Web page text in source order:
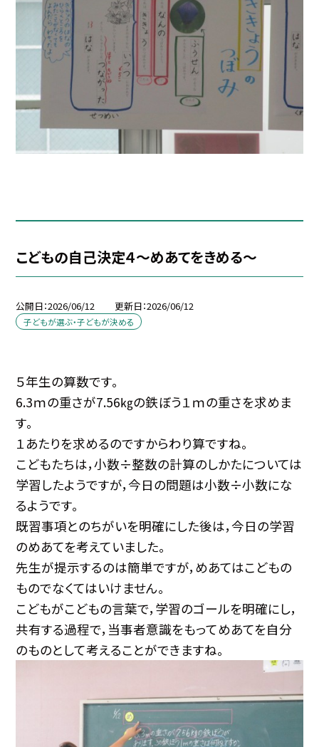
こどもの自己決定４～めあてをきめる～
公開日 2026/06/12 更新日 2026/06/12
子どもが選ぶ・子どもが決める
５年生の算数です。
6.3ｍの重さが7.56㎏の鉄ぼう１ｍの重さを求めま
す。
１あたりを求めるのですからわり算ですね。
こどもたちは，小数÷整数の計算のしかたについては
学習したようですが，今日の問題は小数÷小数にな
るようです。
既習事項とのちがいを明確にした後は，今日の学習
のめあてを考えていました。
先生が提示するのは簡単ですが，めあてはこどもの
ものでなくてはいけません。
こどもがこどもの言葉で，学習のゴールを明確にし，
共有する過程で，当事者意識をもってめあてを自分
のものとして考えることができますね。